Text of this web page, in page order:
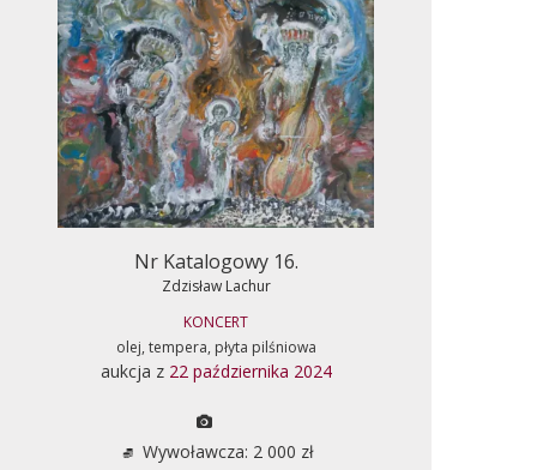
Nr Katalogowy 16.
Zdzisław Lachur
KONCERT
olej, tempera, płyta pilśniowa
aukcja z 22 października 2024
Wywoławcza: 2 000 zł